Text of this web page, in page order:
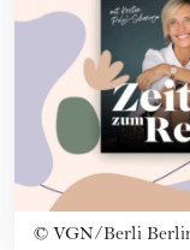
© VGN/Berli